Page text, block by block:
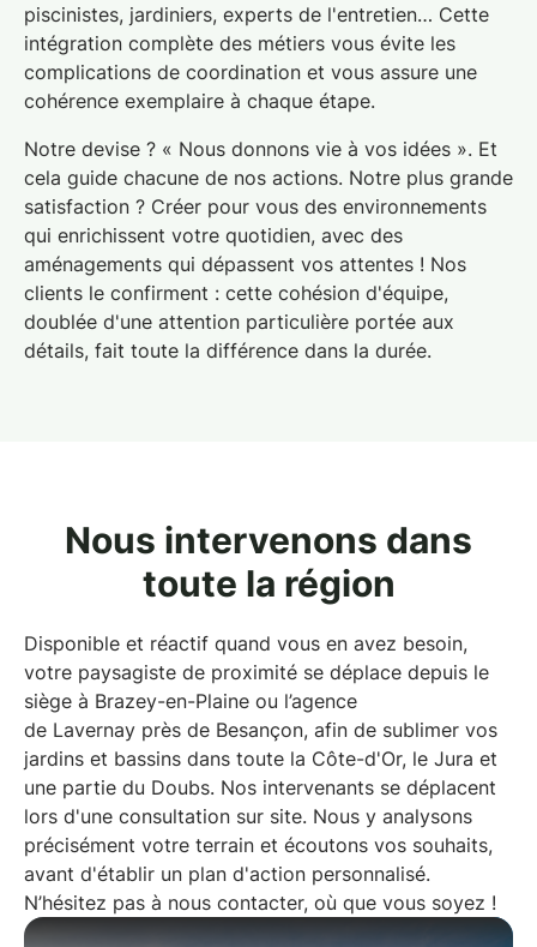
piscinistes, jardiniers, experts de l'entretien… Cette
intégration complète des métiers vous évite les
complications de coordination et vous assure une
cohérence exemplaire à chaque étape.
Notre devise ? « Nous donnons vie à vos idées ». Et
cela guide chacune de nos actions. Notre plus grande
satisfaction ? Créer pour vous des environnements
qui enrichissent votre quotidien, avec des
aménagements qui dépassent vos attentes ! Nos
clients le confirment : cette cohésion d'équipe,
doublée d'une attention particulière portée aux
détails, fait toute la différence dans la durée.
Nous intervenons dans
toute la région
Disponible et réactif quand vous en avez besoin,
votre paysagiste de proximité se déplace depuis le
siège à Brazey-en-Plaine ou l’agence
de Lavernay près de Besançon, afin de sublimer vos
jardins et bassins dans toute la Côte-d'Or, le Jura et
une partie du Doubs. Nos intervenants se déplacent
lors d'une consultation sur site. Nous y analysons
précisément votre terrain et écoutons vos souhaits,
avant d'établir un plan d'action personnalisé.
N’hésitez pas à nous contacter, où que vous soyez !